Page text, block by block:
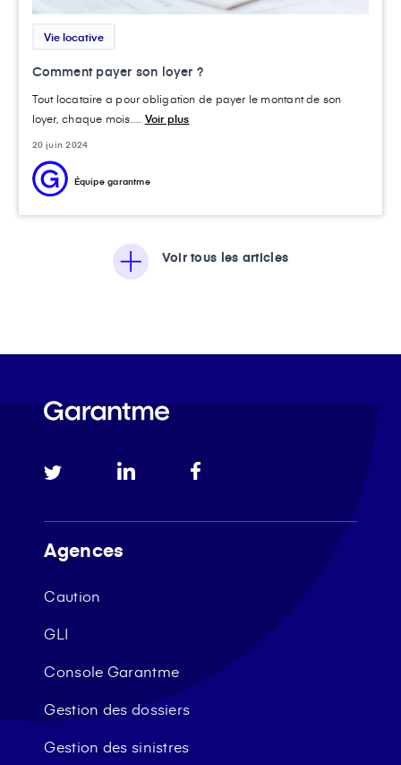
Vie locative
Comment payer son loyer ?
Tout locataire a pour obligation de payer le montant de son
loyer, chaque mois.... Voir plus
20 juin 2024
Équipe garantme
Voir tous les articles
Agences
Caution
GLI
Console Garantme
Gestion des dossiers
Gestion des sinistres